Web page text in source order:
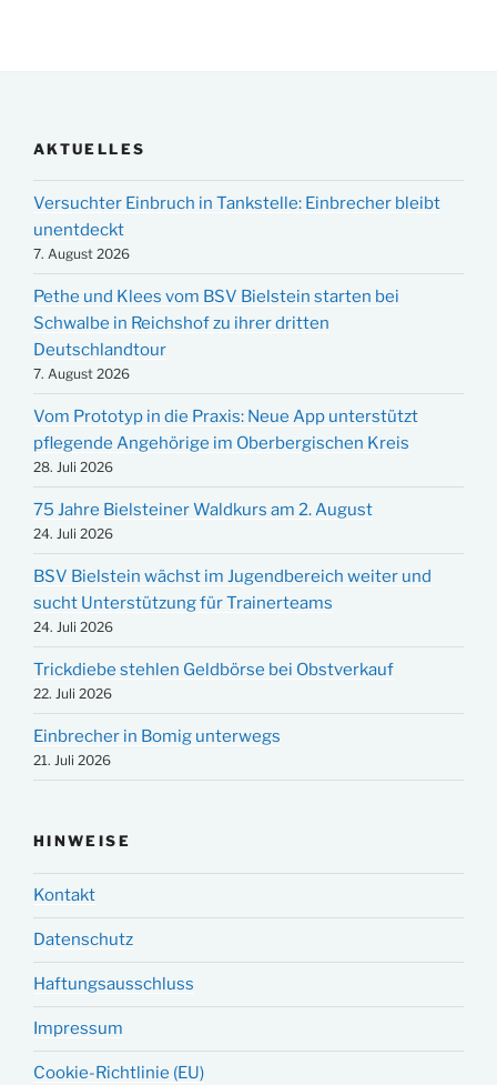
AKTUELLES
Versuchter Einbruch in Tankstelle: Einbrecher bleibt
unentdeckt
7. August 2026
Pethe und Klees vom BSV Bielstein starten bei
Schwalbe in Reichshof zu ihrer dritten
Deutschlandtour
7. August 2026
Vom Prototyp in die Praxis: Neue App unterstützt
pflegende Angehörige im Oberbergischen Kreis
28. Juli 2026
75 Jahre Bielsteiner Waldkurs am 2. August
24. Juli 2026
BSV Bielstein wächst im Jugendbereich weiter und
sucht Unterstützung für Trainerteams
24. Juli 2026
Trickdiebe stehlen Geldbörse bei Obstverkauf
22. Juli 2026
Einbrecher in Bomig unterwegs
21. Juli 2026
HINWEISE
Kontakt
Datenschutz
Haftungsausschluss
Impressum
Cookie-Richtlinie (EU)